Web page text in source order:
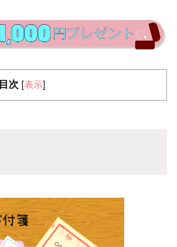
目次 表示